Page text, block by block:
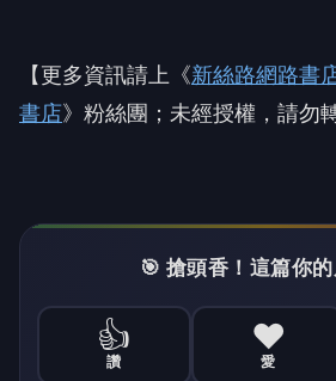
【更多資訊請上《新絲路網路書
書店》粉絲團；未經授權，請勿
🎯 搶頭香！這篇你的
👍
讚
❤️
愛